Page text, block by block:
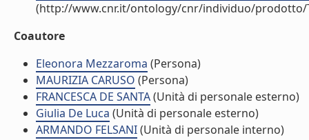
(http://www.cnr.it/ontology/cnr/individuo/prodotto/
Coautore
Eleonora Mezzaroma (Persona)
MAURIZIA CARUSO (Persona)
FRANCESCA DE SANTA(Unità di personale esterno)
Giulia De Luca (Unità di personale esterno)
ARMANDO FELSANI(Unità di personale interno)